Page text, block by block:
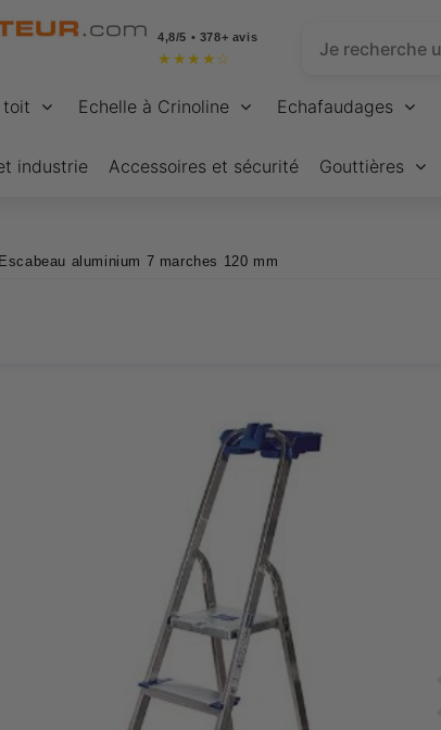
4,8/5 • 378+ avis
★ ★ ★ ★ ☆
toit Echelle à Crinoline Echafaudages
industrie Accessoires et sécurité Gouttières
Escabeau aluminium 7 marches 120 mm